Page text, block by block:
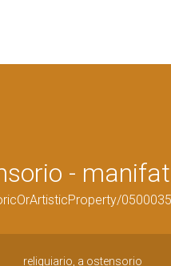
-
reliquiario, a ostensorio